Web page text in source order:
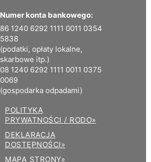
Numer konta bankowego:
86 1240 6292 1111 0011 0354
5838
(podatki, opłaty lokalne,
skarbowe itp.)
08 1240 6292 1111 0011 0375
0069
(gospodarka odpadami)
POLITYKA
PRYWATNOŚCI / RODO»
DEKLARACJA
DOSTĘPNOŚCI»
MAPA STRONY»